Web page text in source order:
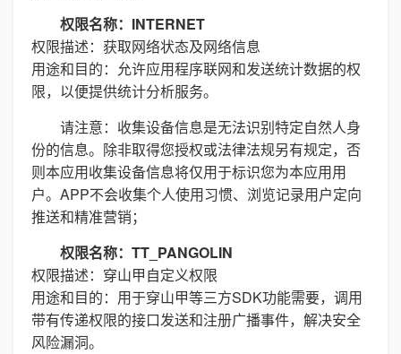
权限名称：INTERNET
权限描述：获取网络状态及网络信息
用途和目的：允许应用程序联网和发送统计数据的权
限，以便提供统计分析服务。
请注意：收集设备信息是无法识别特定自然人身
份的信息。除非取得您授权或法律法规另有规定，否
则本应用收集设备信息将仅用于标识您为本应用用
户。APP不会收集个人使用习惯、浏览记录用户定向
推送和精准营销；
权限名称：TT_PANGOLIN
权限描述：穿山甲自定义权限
用途和目的：用于穿山甲等三方SDK功能需要，调用
带有传递权限的接口发送和注册广播事件，解决安全
风险漏洞。